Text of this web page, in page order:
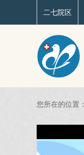
二七院区
您所在的位置：